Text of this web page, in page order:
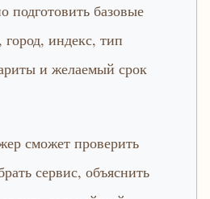
подготовить базовые
индекс, тип
и желаемый срок
сможет проверить
сервис, объяснить